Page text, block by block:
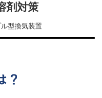
剤対策
型換気装置